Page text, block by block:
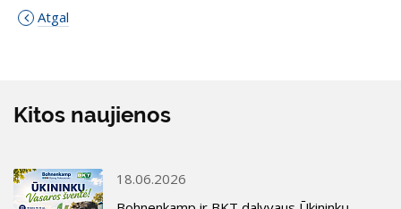
Atgal
Kitos naujienos
18.06.2026